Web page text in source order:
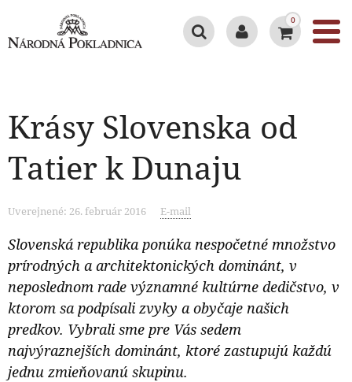
0
Krásy Slovenska od
Tatier k Dunaju
Uverejnené: 26. február 2016 E-mail
Slovenská republika ponúka nespočetné množstvo
prírodných a architektonických dominánt, v
neposlednom rade významné kultúrne dedičstvo, v
ktorom sa podpísali zvyky a obyčaje našich
predkov. Vybrali sme pre Vás sedem
najvýraznejších dominánt, ktoré zastupujú každú
jednu zmieňovanú skupinu.